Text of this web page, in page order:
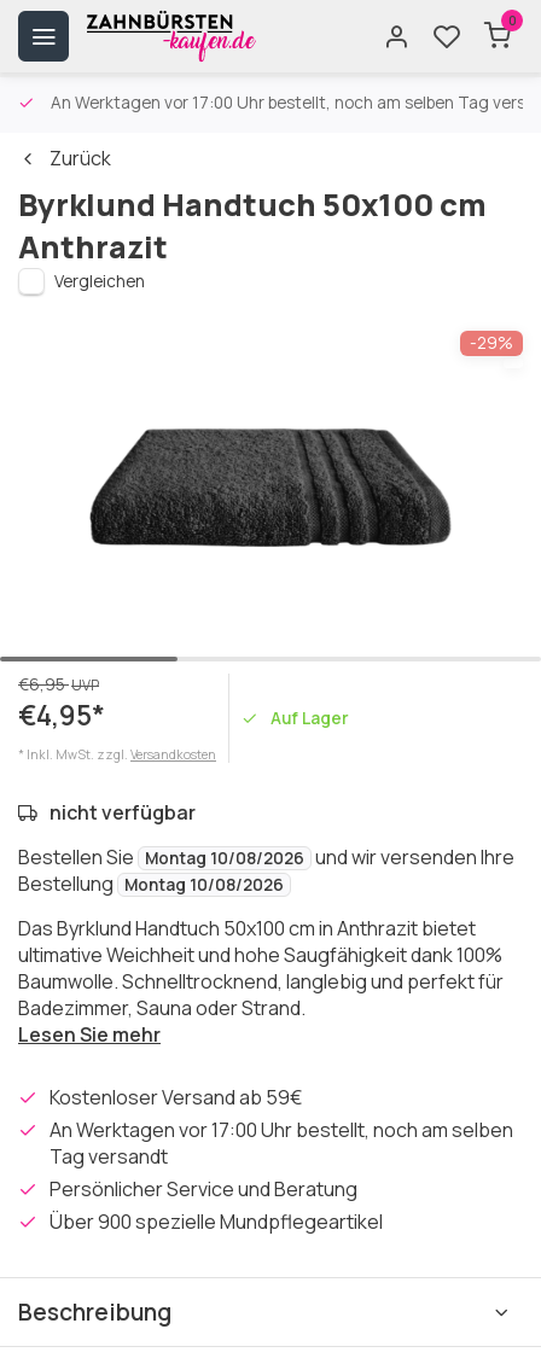
0
An Werktagen vor 17:00 Uhr bestellt, noch am selben Tag
Zurück
Byrklund Handtuch 50x100 cm
Anthrazit
Vergleichen
-29%
€6,95UVP
€4,95*
* Inkl. MwSt. zzgl. Versandkosten
Auf Lager
nicht verfügbar
Bestellen Sie
Montag 10/08/2026 und wir versenden Ihre
Bestellung
Montag 10/08/2026
Das Byrklund Handtuch 50x100 cm in Anthrazit bietet
ultimative Weichheit und hohe Saugfähigkeit dank 100%
Baumwolle. Schnelltrocknend, langlebig und perfekt für
Badezimmer, Sauna oder Strand.
Lesen Sie mehr
Kostenloser Versand ab 59€
An Werktagen vor 17:00 Uhr bestellt, noch am selben
Tag versandt
Persönlicher Service und Beratung
Über 900 spezielle Mundpflegeartikel
Beschreibung